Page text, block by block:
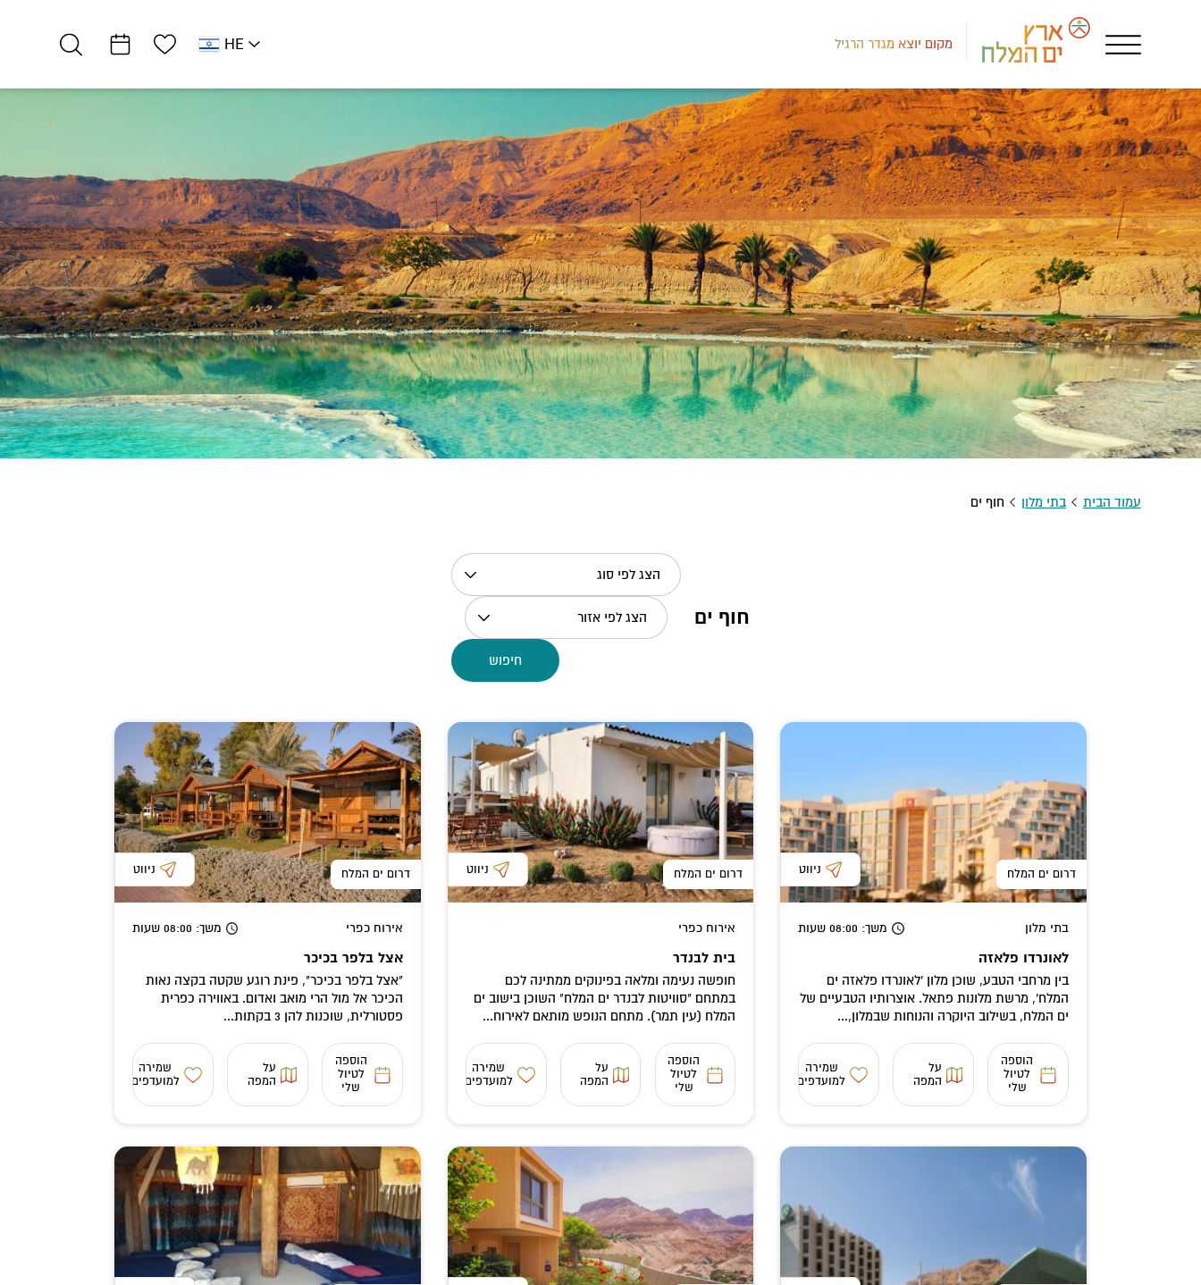
מקום יוצא מגדר הרגיל
HE
רשימת מועדפים
עמוד הבית בתי מלון חוף ים
חוף ים
הצג לפי סוג
הצג לפי אזור
חיפוש
דרום ים המלח ניווט
בתי מלון משך: 08:00 שעות
לאונרדו פלאזה
בין מרחבי הטבע, שוכן מלון 'לאונרדו פלאזה ים
המלח', מרשת מלונות פתאל. אוצרותיו הטבעיים של
ים המלח, בשילוב היוקרה והנוחות שבמלון,...
הוספה
לטיול
שלי
על
המפה
שמירה
למועדפים
דרום ים המלח ניווט
אירוח כפרי
בית לבנדר
חופשה נעימה ומלאה בפינוקים ממתינה לכם
במתחם "סוויטות לבנדר ים המלח" השוכן בישוב ים
המלח (עין תמר). מתחם הנופש מותאם לאירוח...
הוספה
לטיול
שלי
על
המפה
שמירה
למועדפים
דרום ים המלח ניווט
אירוח כפרי משך: 08:00 שעות
אצל בלפר בכיכר
"אצל בלפר בכיכר", פינת רוגע שקטה בקצה נאות
הכיכר אל מול הרי מואב ואדום. באווירה כפרית
פסטורלית, שוכנות להן 3 בקתות...
הוספה
לטיול
שלי
על
המפה
שמירה
למועדפים
אירוח כפרי
צפים על הים